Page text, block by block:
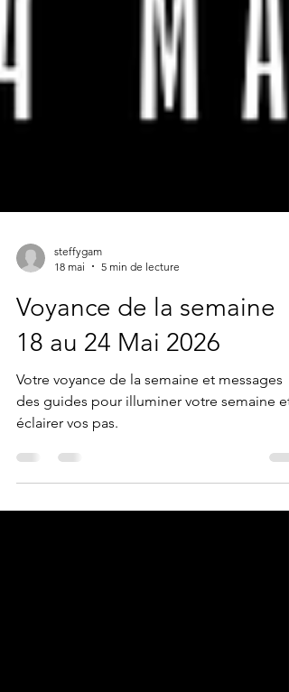
steffygam
18 mai
5 min de lecture
Voyance de la semaine
18 au 24 Mai 2026
Votre voyance de la semaine et messages
des guides pour illuminer votre semaine et